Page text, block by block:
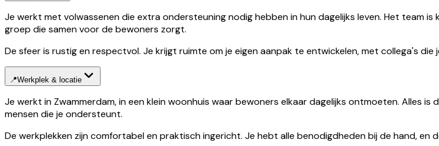
Je werkt met volwassenen die extra ondersteuning nodig hebben in hun dagelijks leven. Het team
groep die samen voor de bewoners zorgt.
De sfeer is rustig en respectvol. Je krijgt ruimte om je eigen aanpak te entwickelen, met collega's
📍Werkplek & locatie
Je werkt in Zwammerdam, in een klein woonhuis waar bewoners elkaar dagelijks ontmoeten. Alles
mensen die je ondersteunt.
De werkplekken zijn comfortabel en praktisch ingericht. Je hebt alle benodigdheden bij de hand,